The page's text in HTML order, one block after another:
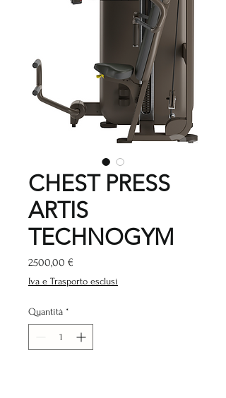
CHEST PRESS
ARTIS
TECHNOGYM
2500,00 €
Iva e Trasporto esclusi
Quantità *